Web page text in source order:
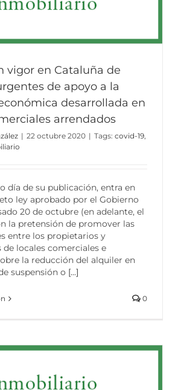
vigor en Cataluña de
de apoyo a la
desarrollada en
arrendados
| 22 octubre 2020 | Tags: covid-19,
día de su publicación, entra en
ley aprobado por el Gobierno
20 de octubre (en adelante, el
la pretensión de promover las
entre los propietarios y
locales comerciales e
la reducción del alquiler en
suspensión o [...]
0